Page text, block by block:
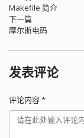
Makefile 简介
下一篇
摩尔斯电码
发表评论
评论内容*